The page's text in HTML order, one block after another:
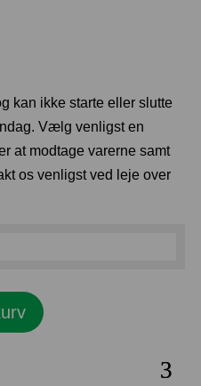
kan ikke starte eller slutte
Vælg venligst en
at modtage varerne samt
os venligst ved leje over